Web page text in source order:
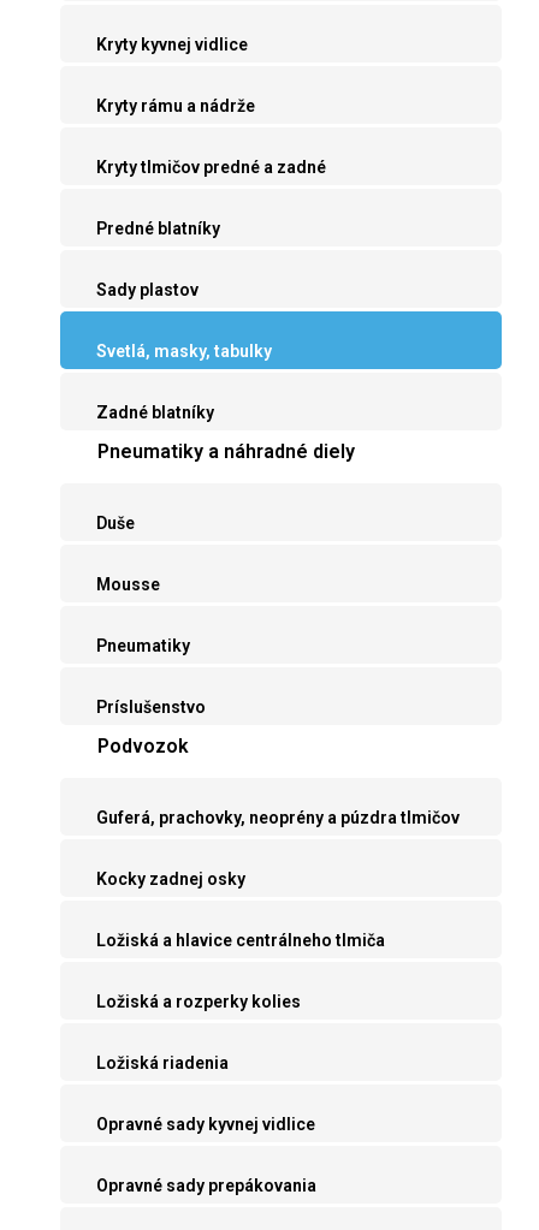
Kryty kyvnej vidlice
Kryty rámu a nádrže
Kryty tlmičov predné a zadné
Predné blatníky
Sady plastov
Svetlá, masky, tabulky
Zadné blatníky
Pneumatiky a náhradné diely
Duše
Mousse
Pneumatiky
Príslušenstvo
Podvozok
Guferá, prachovky, neoprény a púzdra tlmičov
Kocky zadnej osky
Ložiská a hlavice centrálneho tlmiča
Ložiská a rozperky kolies
Ložiská riadenia
Opravné sady kyvnej vidlice
Opravné sady prepákovania